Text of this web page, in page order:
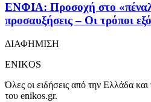
ΕΝΦΙΑ: Προσοχή στο
προσαυξήσεις – Οι τρόποι
ΔΙΑΦΗΜΙΣΗ
ENIKOS
Όλες οι ειδήσεις από την Ελλάδα
του enikos.gr.